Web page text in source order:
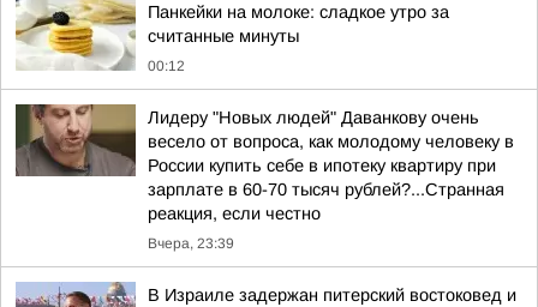
Панкейки на молоке: сладкое утро за
считанные минуты
00:12
Лидеру "Новых людей" Даванкову очень
весело от вопроса, как молодому человеку в
России купить себе в ипотеку квартиру при
зарплате в 60-70 тысяч рублей?...Странная
реакция, если честно
Вчера, 23:39
В Израиле задержан питерский востоковед и